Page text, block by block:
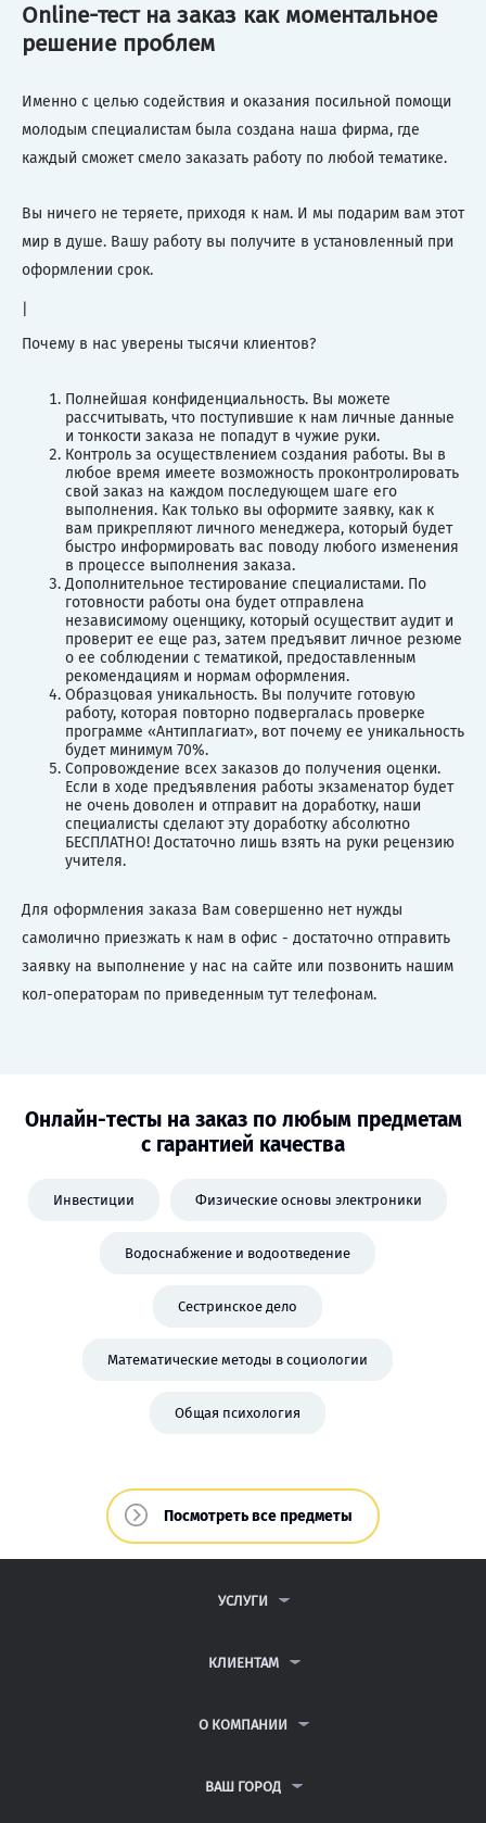
Online-тест на заказ как моментальное
решение проблем
Именно с целью содействия и оказания посильной помощи
молодым специалистам была создана наша фирма, где
каждый сможет смело заказать работу по любой тематике.
Вы ничего не теряете, приходя к нам. И мы подарим вам этот
мир в душе. Вашу работу вы получите в установленный при
оформлении срок.
Почему в нас уверены тысячи клиентов?
Полнейшая конфиденциальность. Вы можете
рассчитывать, что поступившие к нам личные данные
и тонкости заказа не попадут в чужие руки.
Контроль за осуществлением создания работы. Вы в
любое время имеете возможность проконтролировать
свой заказ на каждом последующем шаге его
выполнения. Как только вы оформите заявку, как к
вам прикрепляют личного менеджера, который будет
быстро информировать вас поводу любого изменения
в процессе выполнения заказа.
Дополнительное тестирование специалистами. По
готовности работы она будет отправлена
независимому оценщику, который осуществит аудит и
проверит ее еще раз, затем предъявит личное резюме
о ее соблюдении с тематикой, предоставленным
рекомендациям и нормам оформления.
Образцовая уникальность. Вы получите готовую
работу, которая повторно подвергалась проверке
программе «Антиплагиат», вот почему ее уникальность
будет минимум 70%.
Сопровождение всех заказов до получения оценки.
Если в ходе предъявления работы экзаменатор будет
не очень доволен и отправит на доработку, наши
специалисты сделают эту доработку абсолютно
БЕСПЛАТНО! Достаточно лишь взять на руки рецензию
учителя.
Для оформления заказа Вам совершенно нет нужды
самолично приезжать к нам в офис - достаточно отправить
заявку на выполнение у нас на сайте или позвонить нашим
кол-операторам по приведенным тут телефонам.
Онлайн-тесты на заказ по любым предметам
с гарантией качества
Инвестиции Физические основы электроники
Водоснабжение и водоотведение
Сестринское дело
Математические методы в социологии
Общая психология
Посмотреть все предметы
УСЛУГИ
ДИПЛОМНЫЕ РАБОТЫ
РЕФЕРАТЫ
КЛИЕНТАМ
АНТИПЛАГИАТ
ПУБЛИЧНАЯ ОФЕРТА
О КОМПАНИИ
КОНТАКТЫ
ВАШ ГОРОД